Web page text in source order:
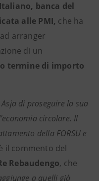
banca del
alle PMI, che ha
arranger
di un
termine di importo
di proseguire la sua
circolare. Il
della FORSU e
il commento del
Rebaudengo, che
a quelli già